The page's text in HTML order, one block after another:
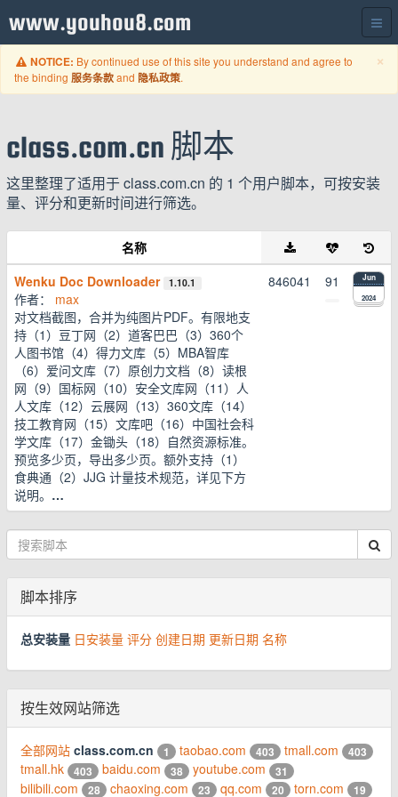
www.youhou8.com
×
NOTICE: By continued use of this site you understand and agree to
the binding 服务条款and 隐私政策.
class.com.cn 脚本
这里整理了适用于 class.com.cn 的 1 个用户脚本，可按安装
量、评分和更新时间进行筛选。
名称
Wenku Doc Downloader
1.10.1
作者： max
对文档截图，合并为纯图片PDF。有限地支
持（1）豆丁网（2）道客巴巴（3）360个
人图书馆（4）得力文库（5）MBA智库
（6）爱问文库（7）原创力文档（8）读根
网（9）国标网（10）安全文库网（11）人
人文库（12）云展网（13）360文库（14）
技工教育网（15）文库吧（16）中国社会科
学文库（17）金锄头（18）自然资源标准。
预览多少页，导出多少页。额外支持（1）
食典通（2）JJG 计量技术规范，详见下方
说明。 …
846041 91 Jun
2024
脚本排序
总安装量 日安装量 评分 创建日期 更新日期 名称
按生效网站筛选
全部网站 class.com.cn 1 taobao.com 403 tmall.com 403
tmall.hk 403 baidu.com 38 youtube.com 31
bilibili.com 28 chaoxing.com 23 qq.com 20 torn.com 19